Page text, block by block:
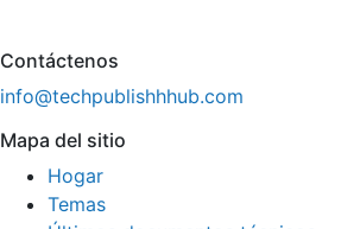
Contáctenos
info@techpublishhhub.com
Mapa del sitio
Hogar
Temas